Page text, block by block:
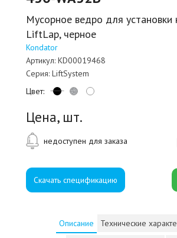
Мусорное ведро для установки
LiftLap, черное
Kondator
Артикул: KD00019468
Серия: LiftSystem
Цвет:
Цена, шт.
недоступен для заказа
Скачать спецификацию
Описание
Технические